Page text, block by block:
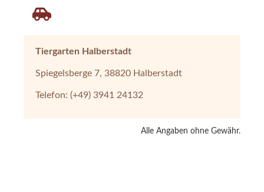
Tiergarten Halberstadt
Spiegelsberge 7, 38820 Halberstadt
Telefon: (+49) 3941 24132
Alle Angaben ohne Gewähr.